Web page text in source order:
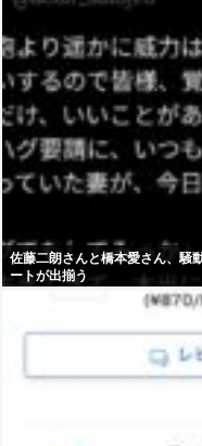
佐藤二朗さんと橋本愛さん、騒
ートが出揃う